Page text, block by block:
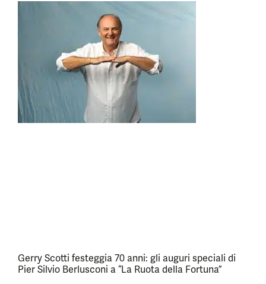
Gerry Scotti festeggia 70 anni: gli auguri speciali di
Pier Silvio Berlusconi a “La Ruota della Fortuna”